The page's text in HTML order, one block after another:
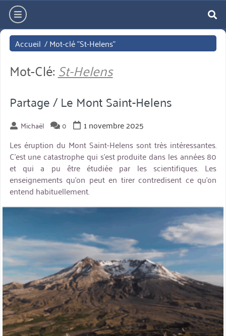
Aller
directement
au
contenu
hamburger
Accueil /Mot-clé "St-Helens"
Mot-Clé: St-Helens
Partage / Le Mont Saint-Helens
Michaël 0
1 novembre 2025
Les éruption du Mont Saint-Helens sont très intéressantes.
C’est une catastrophe qui s’est produite dans les années 80
et qui a pu être étudiée par les scientifiques. Les
enseignements qu’on peut en tirer contredisent ce qu’on
entend habituellement.
miniature